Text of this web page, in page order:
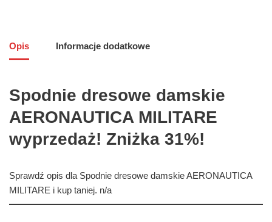
Opis Informacje dodatkowe
Spodnie dresowe damskie
AERONAUTICA MILITARE
wyprzedaż! Zniżka 31%!
Sprawdź opis dla Spodnie dresowe damskie AERONAUTICA
MILITARE i kup taniej. n/a